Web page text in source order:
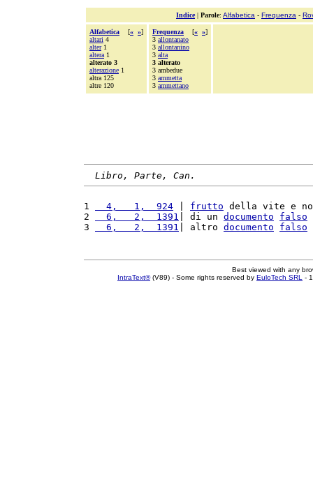
Indice| Parole: Alfabetica - Frequenza -
Alfabetica [« »]
altari 4
alter1
altera 1
alterato 3
alterazione 1
altra 125
altre 120
Frequenza [« »]
3 allontanato
3 allontanino
3 alta
3 alterato
3 ambedue
3 ammetta
3 ammettano
Libro, Parte, Can.
1
  4,   1,  924
frutto della vite e
2
  6,   2,  1391
| di un documento falso
3
  6,   2,  1391
| altro documento falso
Best viewed with any
IntraText®(V89) - Some rights reserved by EuloTech SRL -